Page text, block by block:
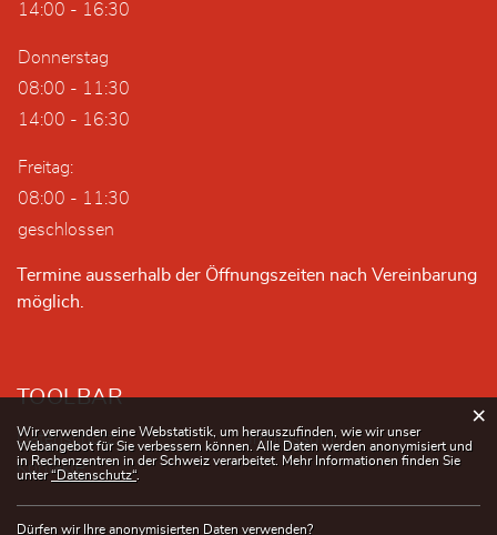
14:00 - 16:30
Donnerstag
08:00 - 11:30
14:00 - 16:30
Freitag:
08:00 - 11:30
geschlossen
Termine ausserhalb der Öffnungszeiten nach Vereinbarung
möglich.
TOOLBAR
Datenschutz
Impressum
Kontakte
Webstatistik
Wir verwenden eine Webstatistik, um herauszufinden, wie wir unser
Webangebot für Sie verbessern können. Alle Daten werden anonymisiert und
in Rechenzentren in der Schweiz verarbeitet. Mehr Informationen finden Sie
unter“Datenschutz“.
Dürfen wir Ihre anonymisierten Daten verwenden?
×